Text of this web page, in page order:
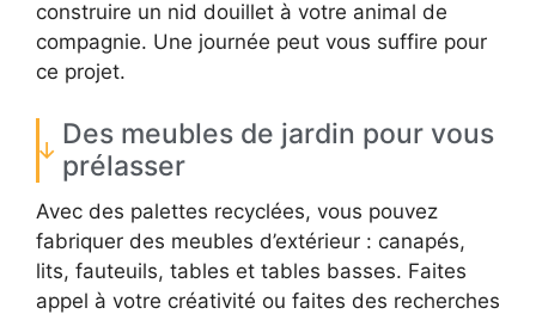
construire un nid douillet à votre animal de
compagnie. Une journée peut vous suffire pour
ce projet.
Des meubles de jardin pour vous
prélasser
Avec des palettes recyclées, vous pouvez
fabriquer des meubles d’extérieur : canapés,
lits, fauteuils, tables et tables basses. Faites
appel à votre créativité ou faites des recherches